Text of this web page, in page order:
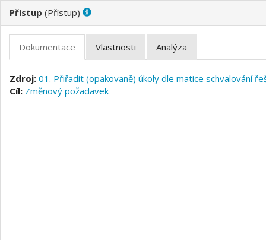
( )
01. Přiřadit (opakovaně) úkoly dle matice schvalování
Změnový požadavek